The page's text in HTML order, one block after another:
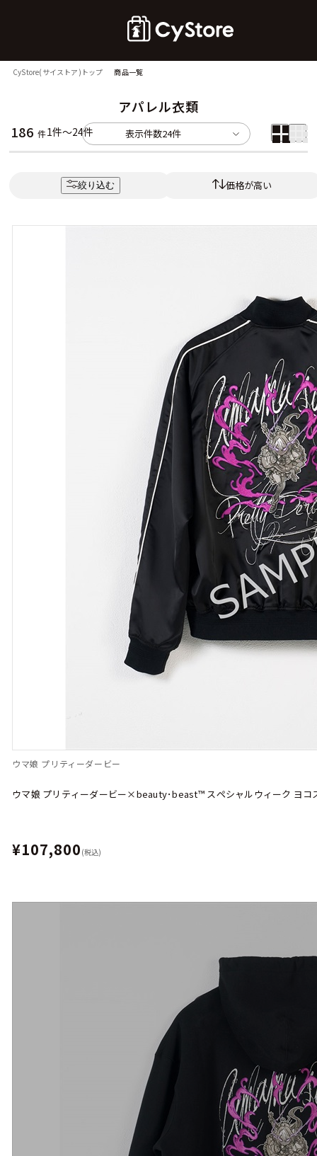
CyStore(サイストア)トップ 商品一覧
アパレル衣類
186 件1件～24件 表示件数24件
絞り込む 価格が高い
ウマ娘 プリティーダービー
ウマ娘 プリティーダービー×beauty･beast™︎ スペシャルウィーク ヨコ
¥107,800 (税込)